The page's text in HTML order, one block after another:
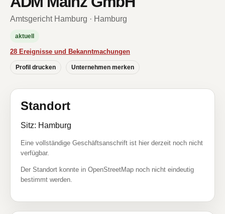
Amtsgericht Hamburg · Hamburg
aktuell
28 Ereignisse und Bekanntmachungen
Profil drucken Unternehmen merken
Standort
Sitz: Hamburg
Eine vollständige Geschäftsanschrift ist hier derzeit noch nicht
verfügbar.
Der Standort konnte in OpenStreetMap noch nicht eindeutig
bestimmt werden.